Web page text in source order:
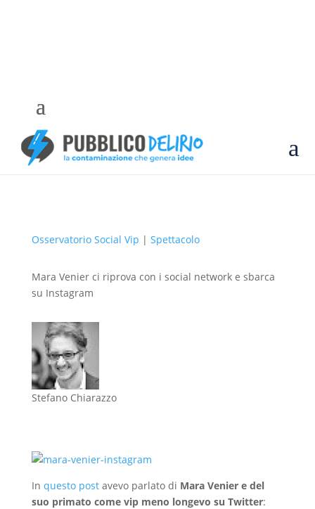
a
Osservatorio Social Vip | Spettacolo
Mara Venier ci riprova con i social network e sbarca
su Instagram
Stefano Chiarazzo
In questo postavevo parlato di Mara Venier e del
suo primato come vip meno longevo su Twitter: